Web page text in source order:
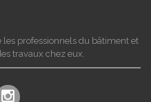
professionnels du bâtiment et
travaux chez eux.